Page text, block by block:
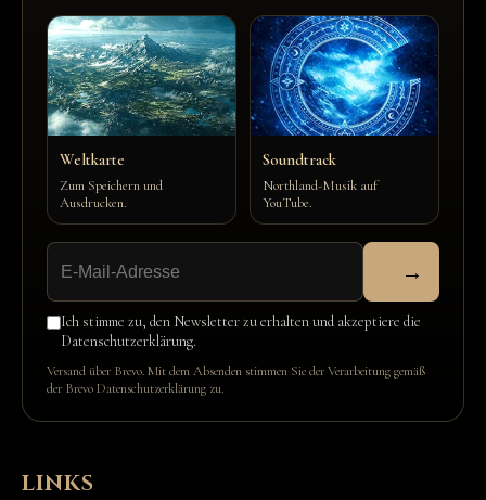
Weltkarte
Zum Speichern und
Ausdrucken.
Soundtrack
Northland-Musik auf
YouTube.
→
Ich stimme zu, den Newsletter zu erhalten und akzeptiere die
Datenschutzerklärung.
Versand über Brevo. Mit dem Absenden stimmen Sie der Verarbeitung gemäß
der Brevo Datenschutzerklärung zu.
LINKS